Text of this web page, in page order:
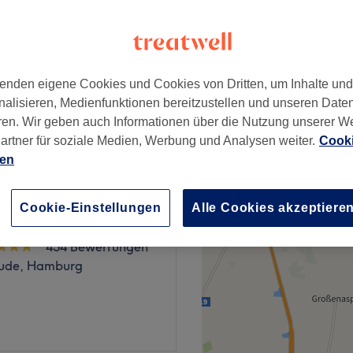
200 €
350 €
in Hamburgn
Salon
454 Bewertungen
Hamburg
eigene Cookies und Cookies von Dritten, um Inhalte
Medienfunktionen bereitzustellen und unseren
Wir geben auch Informationen über die Nutzung unserer
für soziale Medien, Werbung und Analysen weiter.
Cookie-Einstellungen Alle Cookies akzeptieren